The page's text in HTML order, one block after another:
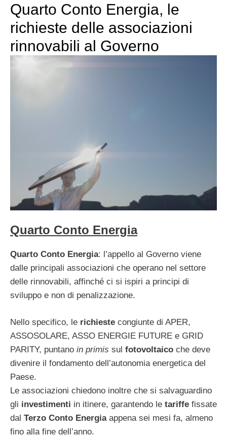
Quarto Conto Energia, le
richieste delle associazioni
rinnovabili al Governo
Quarto Conto Energia
Quarto Conto Energia: l’appello al Governo viene
dalle principali associazioni che operano nel settore
delle rinnovabili, affinché ci si ispiri a principi di
sviluppo e non di penalizzazione.
Nello specifico, le richieste congiunte di APER,
ASSOSOLARE, ASSO ENERGIE FUTURE e GRID
PARITY, puntano in primis sul fotovoltaico che deve
divenire il fondamento dell’autonomia energetica del
Paese.
Le associazioni chiedono inoltre che si salvaguardino
gli investimenti in itinere, garantendo le tariffe fissate
dal Terzo Conto Energiaappena sei mesi fa, almeno
fino alla fine dell’anno.